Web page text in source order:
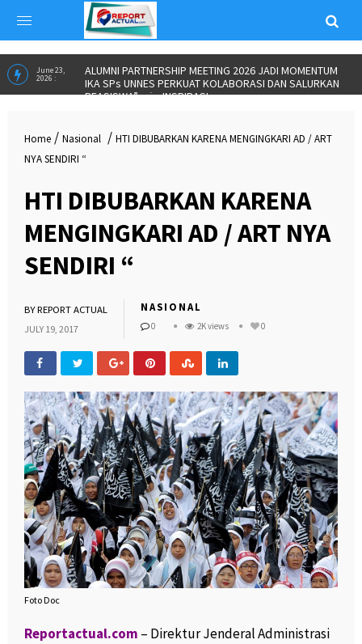
June 23,
2026 :
ALUMNI PARTNERSHIP MEETING 2026 JADI MOMENTUM
IKA SPs UNNES PERKUAT KOLABORASI DAN SALURKAN
BEASISWA”inINSPIRASI
Home / Nasional / HTI DIBUBARKAN KARENA MENGINGKARI AD / ART
NYA SENDIRI “
HTI DIBUBARKAN KARENA
MENGINGKARI AD / ART NYA
SENDIRI “
BYREPORT ACTUAL
JULY 19, 2017
NASIONAL
0 2K views 0
Foto Doc
Reportactual.com – Direktur Jenderal Administrasi